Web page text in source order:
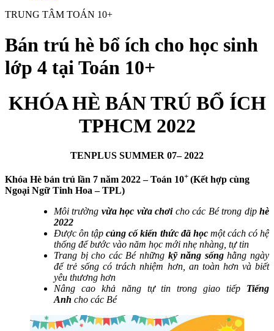
TRUNG TÂM TOÁN 10+
Bán trú hè bổ ích cho học sinh
lớp 4 tại Toán 10+
KHÓA HÈ BÁN TRÚ BỔ ÍCH
TPHCM 2022
TENPLUS SUMMER 07– 2022
Khóa Hè bán trú lần 7 năm 2022 – Toán 10+ (Kết hợp cùng
Ngoại Ngữ Tinh Hoa – TPL)
Môi trường vừa học vừa chơi cho các Bé trong dịphè
2022
Được ôn tậpcủng cố kiến thức đã họcmột cách có hệ
thống để bước vào năm học mới nhẹ nhàng, tự tin
Trang bị cho các Bé những kỹ năng sốnghằng ngày
để trẻ sống có trách nhiệm hơn, an toàn hơn và biết
yêu thương hơn
Nâng cao khả năng tự tin trong giao tiếp Tiếng
Anh cho các Bé